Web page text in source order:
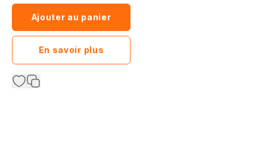
Ajouter au panier
En savoir plus